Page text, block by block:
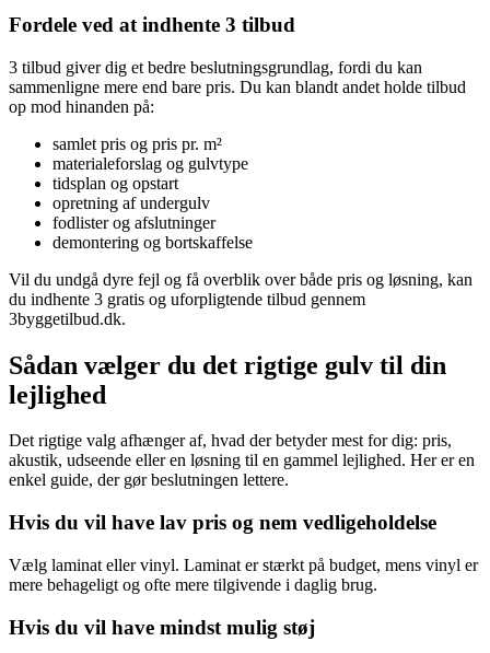
Fordele ved at indhente 3 tilbud
3 tilbud giver dig et bedre beslutningsgrundlag, fordi du kan
sammenligne mere end bare pris. Du kan blandt andet holde tilbud
op mod hinanden på:
samlet pris og pris pr. m²
materialeforslag og gulvtype
tidsplan og opstart
opretning af undergulv
fodlister og afslutninger
demontering og bortskaffelse
Vil du undgå dyre fejl og få overblik over både pris og løsning, kan
du indhente 3 gratis og uforpligtende tilbud gennem
3byggetilbud.dk.
Sådan vælger du det rigtige gulv til din
lejlighed
Det rigtige valg afhænger af, hvad der betyder mest for dig: pris,
akustik, udseende eller en løsning til en gammel lejlighed. Her er en
enkel guide, der gør beslutningen lettere.
Hvis du vil have lav pris og nem vedligeholdelse
Vælg laminat eller vinyl. Laminat er stærkt på budget, mens vinyl er
mere behageligt og ofte mere tilgivende i daglig brug.
Hvis du vil have mindst mulig støj